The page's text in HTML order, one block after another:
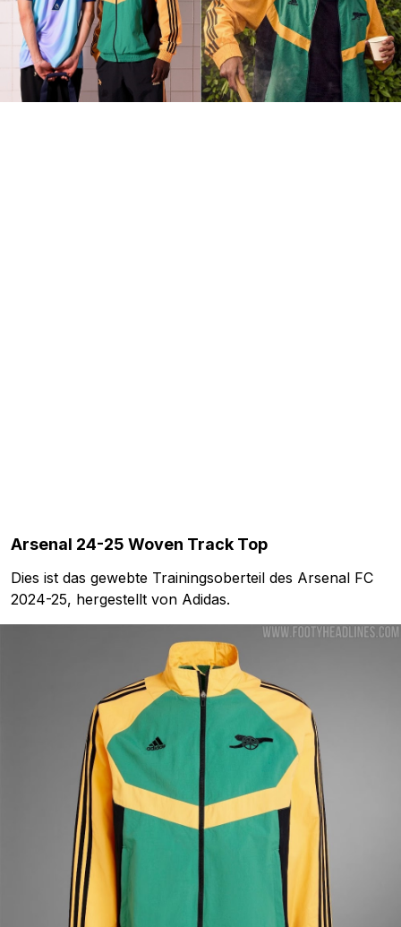
Arsenal 24-25 Woven Track Top
Dies ist das gewebte Trainingsoberteil des Arsenal FC
2024-25, hergestellt von Adidas.